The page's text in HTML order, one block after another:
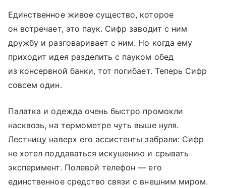
Единственное живое существо, которое
он встречает, это паук. Сифр заводит с ним
дружбу и разговаривает с ним. Но когда ему
приходит идея разделить с пауком обед
из консервной банки, тот погибает. Теперь Сифр
совсем один.
Палатка и одежда очень быстро промокли
насквозь, на термометре чуть выше нуля.
Лестницу наверх его ассистенты забрали: Сифр
не хотел поддаваться искушению и срывать
эксперимент. Полевой телефон — его
единственное средство связи с внешним миром.